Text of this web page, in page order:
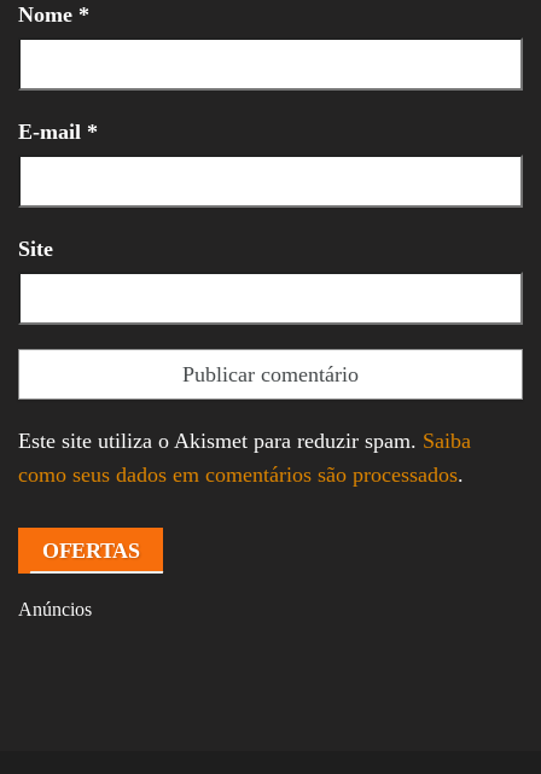
Nome *
E-mail *
Site
Este site utiliza o Akismet para reduzir spam. Saiba
como seus dados em comentários são processados.
OFERTAS
Anúncios